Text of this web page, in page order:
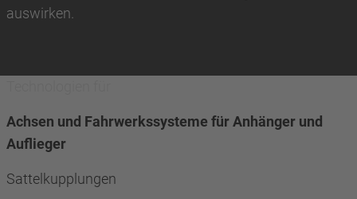
auswirken.
Achsen und Fahrwerkssysteme für Anhänger und
Auflieger
Sattelkupplungen